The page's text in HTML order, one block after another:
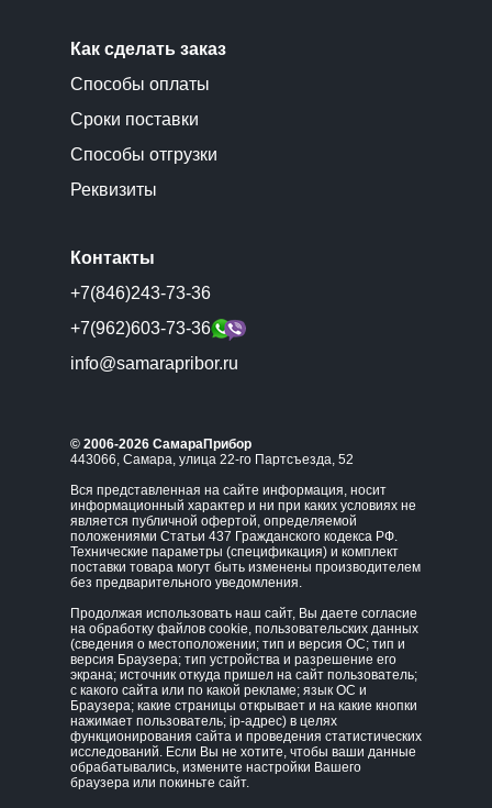
Как сделать заказ
Способы оплаты
Сроки поставки
Способы отгрузки
Реквизиты
Контакты
+7(846)243-73-36
+7(962)603-73-36
info@samarapribor.ru
© 2006-2026 СамараПрибор
443066, Самара, улица 22-го Партсъезда, 52
Вся представленная на сайте информация, носит
информационный характер и ни при каких условиях не
является публичной офертой, определяемой
положениями Статьи 437 Гражданского кодекса РФ.
Технические параметры (спецификация) и комплект
поставки товара могут быть изменены производителем
без предварительного уведомления.
Продолжая использовать наш сайт, Вы даете согласие
на обработку файлов cookie, пользовательских данных
(сведения о местоположении; тип и версия ОС; тип и
версия Браузера; тип устройства и разрешение его
экрана; источник откуда пришел на сайт пользователь;
с какого сайта или по какой рекламе; язык ОС и
Браузера; какие страницы открывает и на какие кнопки
нажимает пользователь; ip-адрес) в целях
функционирования сайта и проведения статистических
исследований. Если Вы не хотите, чтобы ваши данные
обрабатывались, измените настройки Вашего
браузера или покиньте сайт.